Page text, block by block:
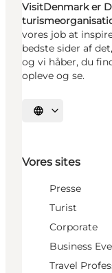
VisitDenmark er
vores job at
bedste sider af
og vi håber, du
opleve og se.
Vælg sprog
Vores sites
Presse
Turist
Corporate
Business
Travel